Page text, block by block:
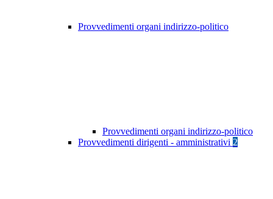
Provvedimenti organi indirizzo-politico
Provvedimenti organi indirizzo-politico
Provvedimenti dirigenti - amministrativi 2